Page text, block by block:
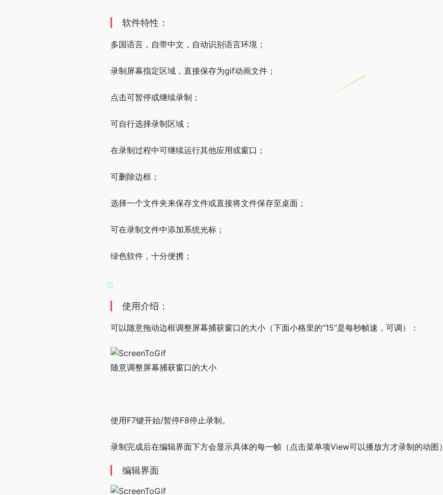
软件特性：
多国语言，自带中文，自动识别语言环境；
录制屏幕指定区域，直接保存为gif动画文件；
点击可暂停或继续录制；
可自行选择录制区域；
在录制过程中可继续运行其他应用或窗口；
可删除边框；
选择一个文件夹来保存文件或直接将文件保存至桌面；
可在录制文件中添加系统光标；
绿色软件，十分便携；
使用介绍：
可以随意拖动边框调整屏幕捕获窗口的大小（下面小格里的“15”是每秒帧速，可调）：
随意调整屏幕捕获窗口的大小
使用F7键开始/暂停F8停止录制。
录制完成后在编辑界面下方会显示具体的每一帧（点击菜单项View可以播放方才录制的动图
编辑界面